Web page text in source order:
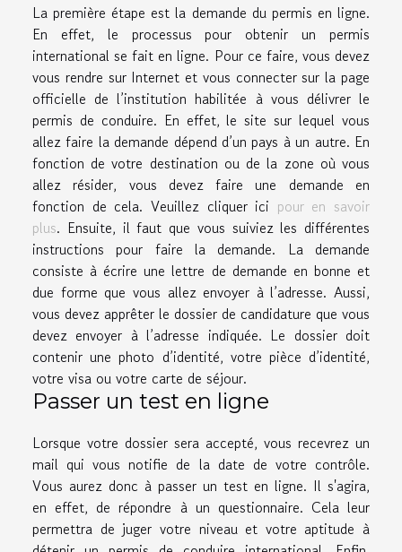
La première étape est la demande du permis en ligne.
En effet, le processus pour obtenir un permis
international se fait en ligne. Pour ce faire, vous devez
vous rendre sur Internet et vous connecter sur la page
officielle de l’institution habilitée à vous délivrer le
permis de conduire. En effet, le site sur lequel vous
allez faire la demande dépend d’un pays à un autre. En
fonction de votre destination ou de la zone où vous
allez résider, vous devez faire une demande en
fonction de cela. Veuillez cliquer ici pour en savoir
plus. Ensuite, il faut que vous suiviez les différentes
instructions pour faire la demande. La demande
consiste à écrire une lettre de demande en bonne et
due forme que vous allez envoyer à l’adresse. Aussi,
vous devez apprêter le dossier de candidature que vous
devez envoyer à l’adresse indiquée. Le dossier doit
contenir une photo d’identité, votre pièce d’identité,
votre visa ou votre carte de séjour.
Passer un test en ligne
Lorsque votre dossier sera accepté, vous recevrez un
mail qui vous notifie de la date de votre contrôle.
Vous aurez donc à passer un test en ligne. Il s'agira,
en effet, de répondre à un questionnaire. Cela leur
permettra de juger votre niveau et votre aptitude à